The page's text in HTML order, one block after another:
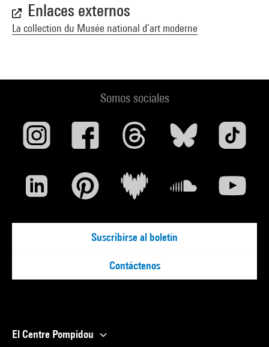
Enlaces externos
La collection du Musée national d’art moderne
Somos sociales
Suscribirse al boletín
Contáctenos
El Centre Pompidou